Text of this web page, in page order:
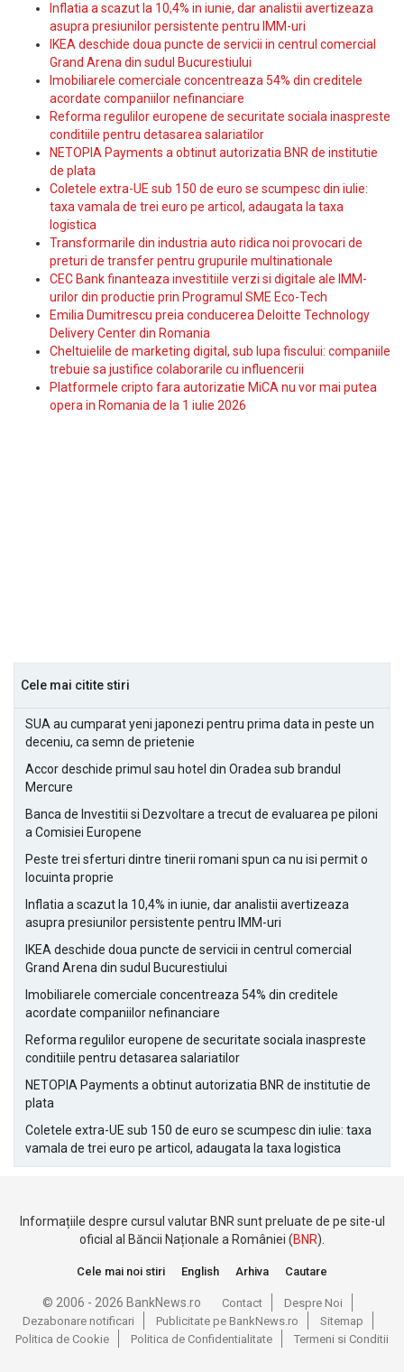
Inflatia a scazut la 10,4% in iunie, dar analistii avertizeaza
asupra presiunilor persistente pentru IMM-uri
IKEA deschide doua puncte de servicii in centrul comercial
Grand Arena din sudul Bucurestiului
Imobiliarele comerciale concentreaza 54% din creditele
acordate companiilor nefinanciare
Reforma regulilor europene de securitate sociala inaspreste
conditiile pentru detasarea salariatilor
NETOPIA Payments a obtinut autorizatia BNR de institutie
de plata
Coletele extra-UE sub 150 de euro se scumpesc din iulie:
taxa vamala de trei euro pe articol, adaugata la taxa
logistica
Transformarile din industria auto ridica noi provocari de
preturi de transfer pentru grupurile multinationale
CEC Bank finanteaza investitiile verzi si digitale ale IMM-
urilor din productie prin Programul SME Eco-Tech
Emilia Dumitrescu preia conducerea Deloitte Technology
Delivery Center din Romania
Cheltuielile de marketing digital, sub lupa fiscului: companiile
trebuie sa justifice colaborarile cu influencerii
Platformele cripto fara autorizatie MiCA nu vor mai putea
opera in Romania de la 1 iulie 2026
Cele mai citite stiri
SUA au cumparat yeni japonezi pentru prima data in peste un
deceniu, ca semn de prietenie
Accor deschide primul sau hotel din Oradea sub brandul
Mercure
Banca de Investitii si Dezvoltare a trecut de evaluarea pe piloni
a Comisiei Europene
Peste trei sferturi dintre tinerii romani spun ca nu isi permit o
locuinta proprie
Inflatia a scazut la 10,4% in iunie, dar analistii avertizeaza
asupra presiunilor persistente pentru IMM-uri
IKEA deschide doua puncte de servicii in centrul comercial
Grand Arena din sudul Bucurestiului
Imobiliarele comerciale concentreaza 54% din creditele
acordate companiilor nefinanciare
Reforma regulilor europene de securitate sociala inaspreste
conditiile pentru detasarea salariatilor
NETOPIA Payments a obtinut autorizatia BNR de institutie de
plata
Coletele extra-UE sub 150 de euro se scumpesc din iulie: taxa
vamala de trei euro pe articol, adaugata la taxa logistica
Informațiile despre cursul valutar BNR sunt preluate de pe site-ul
oficial al Băncii Naționale a României (BNR).
Cele mai noi stiri English Arhiva Cautare
© 2006 - 2026 BankNews.ro Contact
Despre Noi
Dezabonare notificari
Publicitate pe BankNews.ro
Sitemap
Politica de Cookie
Politica de Confidentialitate Termeni si Conditii